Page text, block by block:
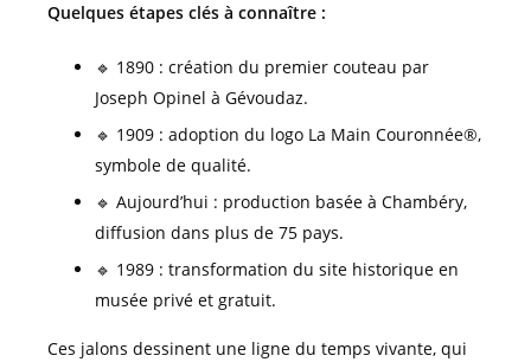
Quelques étapes clés à connaître :
🔹 1890 : création du premier couteau par
Joseph Opinel à Gévoudaz.
🔹 1909 : adoption du logo La Main Couronnée®,
symbole de qualité.
🔹 Aujourd’hui : production basée à Chambéry,
diffusion dans plus de 75 pays.
🔹 1989 : transformation du site historique en
musée privé et gratuit.
Ces jalons dessinent une ligne du temps vivante, qui